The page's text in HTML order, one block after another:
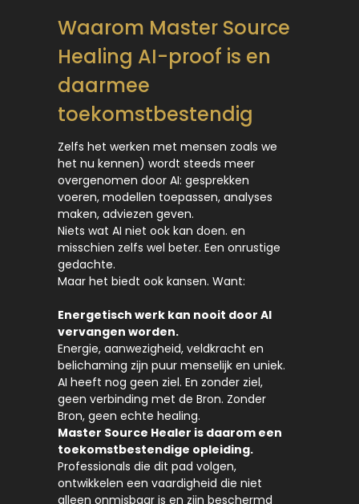
Waarom Master Source
Healing AI-proof is en
daarmee
toekomstbestendig
Zelfs het werken met mensen zoals we
het nu kennen) wordt steeds meer
overgenomen door AI: gesprekken
voeren, modellen toepassen, analyses
maken, adviezen geven.
Niets wat AI niet ook kan doen. en
misschien zelfs wel beter. Een onrustige
gedachte.
Maar het biedt ook kansen. Want:
Energetisch werk kan nooit door AI
vervangen worden.
Energie, aanwezigheid, veldkracht en
belichaming zijn puur menselijk en uniek.
AI heeft nog geen ziel. En zonder ziel,
geen verbinding met de Bron. Zonder
Bron, geen echte healing.
Master Source Healer is daarom een
toekomstbestendige opleiding.
Professionals die dit pad volgen,
ontwikkelen een vaardigheid die niet
alleen onmisbaar is en zijn beschermd